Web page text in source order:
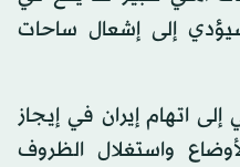
إلى إشعال ساحات
اتهام إيران في إيجاز
واستغلال الظروف